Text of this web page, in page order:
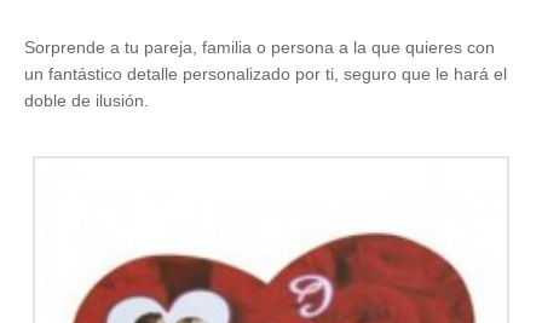
Sorprende a tu pareja, familia o persona a la que quieres con
un fantástico detalle personalizado por ti, seguro que le hará el
doble de ilusión.